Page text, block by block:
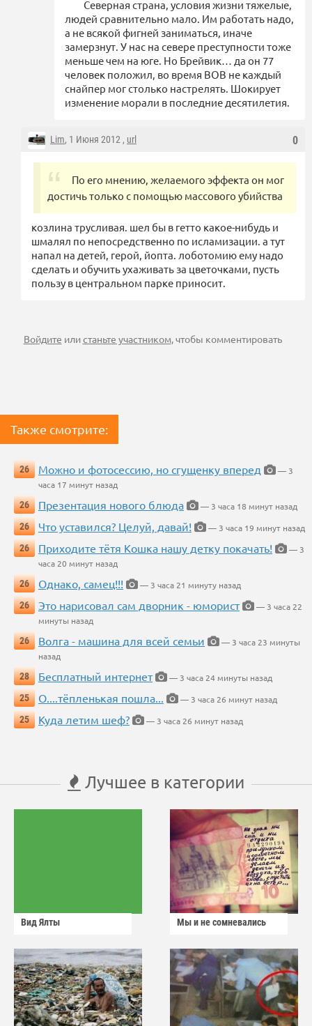
Северная страна, условия жизни тяжелые,
людей сравнительно мало. Им работать надо,
а не всякой фигней заниматься, иначе
замерзнут. У нас на севере преступности тоже
меньше чем на юге. Но Брейвик… да он 77
человек положил, во время ВОВ не каждый
снайпер мог столько настрелять. Шокирует
изменение морали в последние десятилетия.
0
Lim, 1 Июня 2012 , url
По его мнению, желаемого эффекта он мог
достичь только с помощью массового убийства
козлина трусливая. шел бы в гетто какое-нибудь и
шмалял по непосредственно по исламизации. а тут
напал на детей, герой, йопта. лоботомию ему надо
сделать и обучить ухаживать за цветочками, пусть
пользу в центральном парке приносит.
Войдите илистаньте участником, чтобы комментировать
Также смотрите:
26 Можно и фотосессию, но сгущенку вперед
— 3
часа 17 минут назад
26
Презентация нового блюда
— 3 часа 18 минут назад
26
Что уставился? Целуй, давай!
— 3 часа 19 минут назад
26
Приходите тётя Кошка нашу детку покачать!
— 3
часа 20 минут назад
26
Однако, самец!!!
— 3 часа 21 минуту назад
26
Это нарисовал сам дворник - юморист
— 3 часа 22
минуты назад
26
Волга - машина для всей семьи
— 3 часа 23 минуты
назад
28
Бесплатный интернет
— 3 часа 24 минуты назад
25
О....тёпленькая пошла...
— 3 часа 26 минут назад
25
Куда летим шеф? — 3 часа 26 минут назад
Лучшее в категории
Вид Ялты Мы и не сомневались